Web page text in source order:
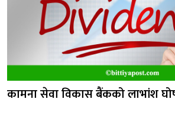
कामना सेवा विकास बैंकको लाभांश